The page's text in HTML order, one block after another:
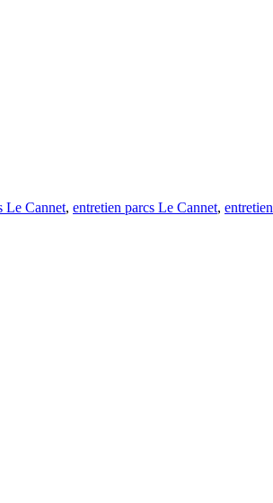
Le Cannet, entretien parcs Le Cannet,